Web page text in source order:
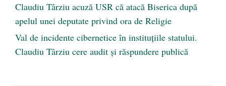
Claudiu Târziu acuză USR că atacă Biserica după
apelul unei deputate privind ora de Religie
Val de incidente cibernetice în instituțiile statului.
Claudiu Târziu cere audit și răspundere publică